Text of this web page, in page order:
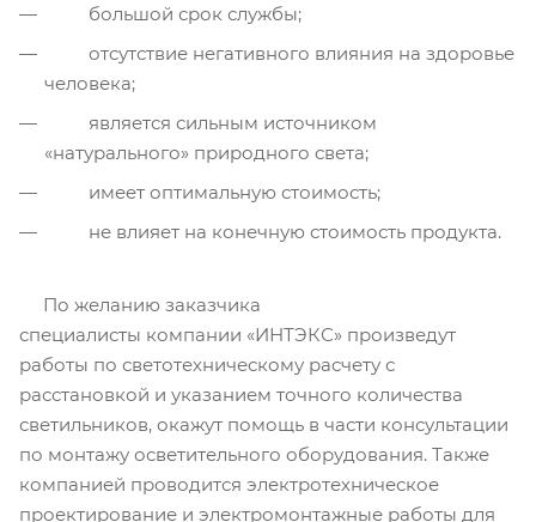
большой срок службы;
отсутствие негативного влияния на здоровье
человека;
является сильным источником
«натурального» природного света;
имеет оптимальную стоимость;
не влияет на конечную стоимость продукта.
По желанию заказчика
специалисты компании «ИНТЭКС» произведут
работы по светотехническому расчету с
расстановкой и указанием точного количества
светильников, окажут помощь в части консультации
по монтажу осветительного оборудования. Также
компанией проводится электротехническое
проектирование и электромонтажные работы для